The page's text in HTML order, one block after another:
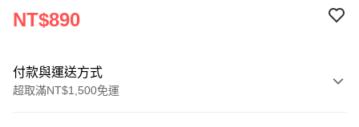
膚乾燥，展現肌膚自然光澤。
NT$890
付款與運送方式
超取滿NT$1,500免運